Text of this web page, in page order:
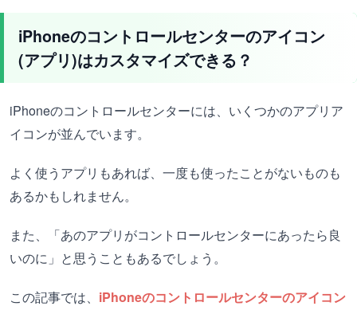
iPhoneのコントロールセンターのアイコン
(アプリ)はカスタマイズできる？
iPhoneのコントロールセンターには、いくつかのアプリア
イコンが並んでいます。
よく使うアプリもあれば、一度も使ったことがないものも
あるかもしれません。
また、「あのアプリがコントロールセンターにあったら良
いのに」と思うこともあるでしょう。
この記事では、 iPhoneのコントロールセンターのアイコン